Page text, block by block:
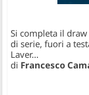
Si completa il
di serie, fuori a
Laver…
di Francesco